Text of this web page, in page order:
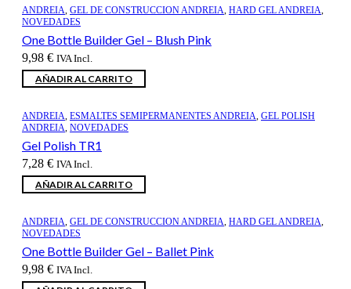
ANDREIA, GEL DE CONSTRUCCION ANDREIA, HARD GEL ANDREIA,
NOVEDADES
One Bottle Builder Gel – Blush Pink
9,98 € IVA Incl.
AÑADIR AL CARRITO
ANDREIA, ESMALTES SEMIPERMANENTES ANDREIA, GEL POLISH
ANDREIA, NOVEDADES
Gel Polish TR1
7,28 € IVA Incl.
AÑADIR AL CARRITO
ANDREIA, GEL DE CONSTRUCCION ANDREIA, HARD GEL ANDREIA,
NOVEDADES
One Bottle Builder Gel – Ballet Pink
9,98 € IVA Incl.